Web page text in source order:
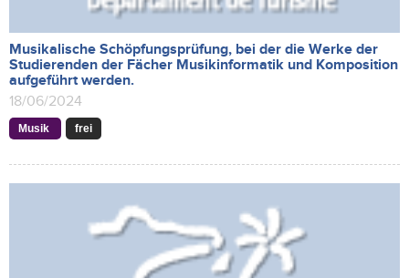
Musikalische Schöpfungsprüfung, bei der die Werke der
Studierenden der Fächer Musikinformatik und Komposition
aufgeführt werden.
18/06/2024
Musik frei